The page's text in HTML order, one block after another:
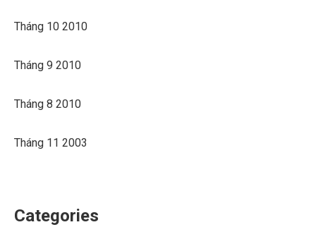
Tháng 10 2010
Tháng 9 2010
Tháng 8 2010
Tháng 11 2003
Categories